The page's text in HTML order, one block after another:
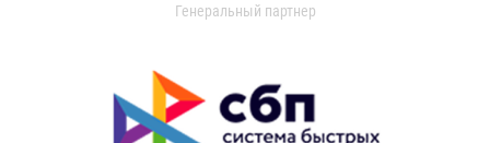
Генеральный партнер